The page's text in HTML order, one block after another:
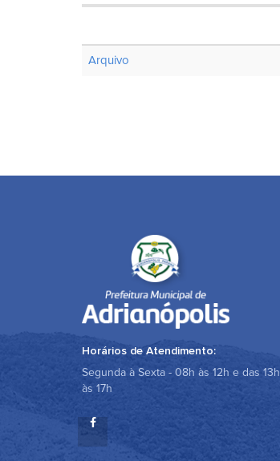
Arquivo
Horários de Atendimento:
Segunda à Sexta - 08h às 12h e das 13h
às 17h